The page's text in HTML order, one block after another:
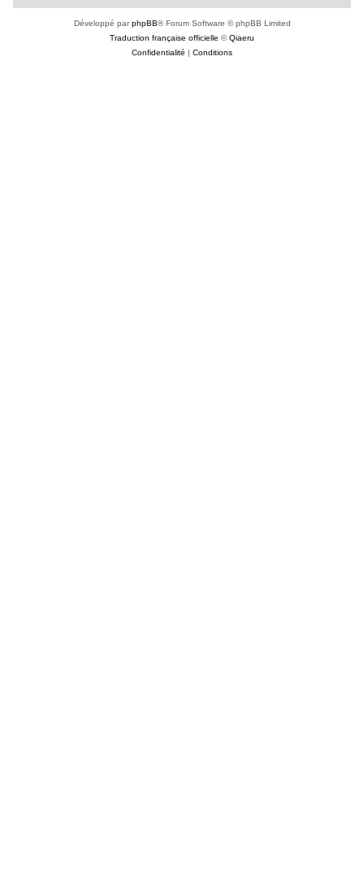
Développé parphpBB® Forum Software © phpBB Limited
Traduction française officielle ©Qiaeru
Confidentialité | Conditions